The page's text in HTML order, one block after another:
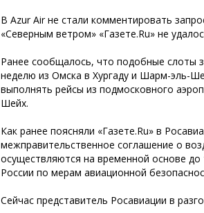
В Azur Air не стали комментировать
«Северным ветром» «Газете.Ru» не
Ранее сообщалось, что подобные слоты
неделю из Омска в Хургаду и Шарм-эль-
выполнять рейсы из подмосковного
Шейх.
Как ранее поясняли «Газете.Ru» в
межправительственное соглашение о
осуществляются на временной основе до
России по мерам авиационной
Сейчас представитель Росавиации в